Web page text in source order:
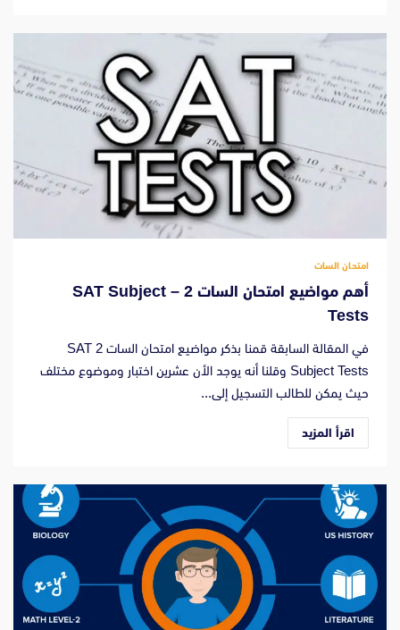
امتحان السات
أهم مواضيع امتحان السات 2 – SAT Subject
Tests
في المقالة السابقة قمنا بذكر مواضيع امتحان السات 2 SAT
Subject Tests وقلنا أنه يوجد الأن عشرين اختبار وموضوع مختلف
حيث يمكن للطالب التسجيل إلى...
اقرأ المزيد